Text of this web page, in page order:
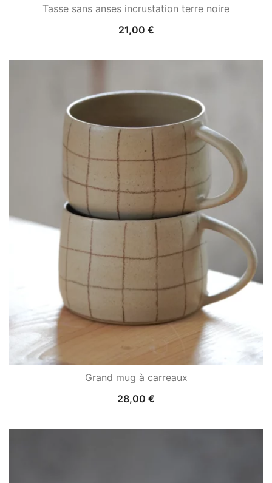
Tasse sans anses incrustation terre noire
21,00 €
Grand mug à carreaux
28,00 €